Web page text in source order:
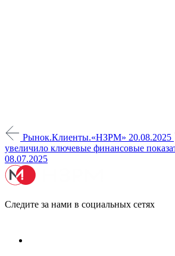
Рынок.Клиенты.«НЗРМ» 20.08.2025
увеличило ключевые финансовые
08.07.2025
Следите за нами в социальных сетях